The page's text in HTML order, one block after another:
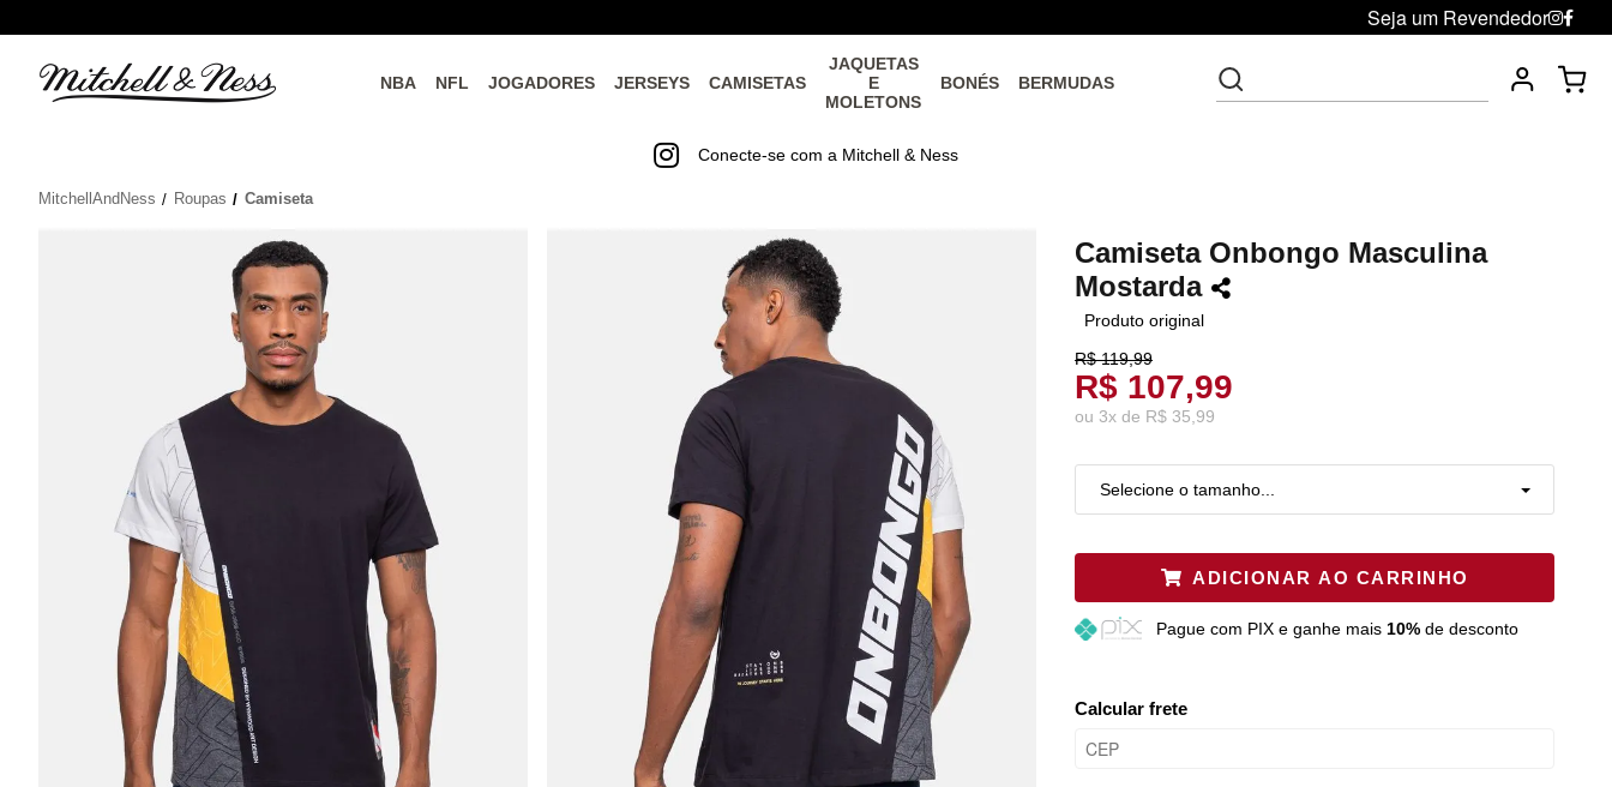
Seja um Revendedor
NBA NFL JOGADORES JERSEYS CAMISETAS
JAQUETAS
E
MOLETONS
BONÉS BERMUDAS
Conecte-se com a Mitchell & Ness
MitchellAndNess Roupas Camiseta
Camiseta Onbongo Masculina
Mostarda
Produto original
R$ 119,99
R$ 107,99
ou 3x de R$ 35,99
Selecione o tamanho...
Esgotado
G Esgotado
ADICIONAR AO CARRINHO
Pague com PIX e ganhe mais 10%de desconto
Calcular frete